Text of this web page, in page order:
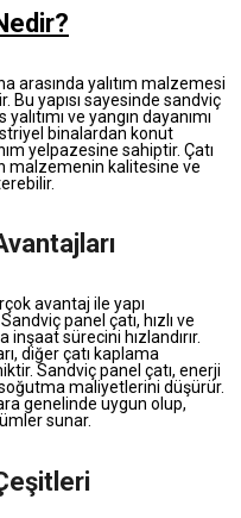
arasında yalıtım malzemesi
Bu yapısı sayesinde sandviç
yalıtımı ve yangın dayanımı
binalardan konut
yelpazesine sahiptir. Çatı
malzemenin kalitesine ve
avantaj ile yapı
panel çatı, hızlı ve
inşaat sürecini hızlandırır.
diğer çatı kaplama
Sandviç panel çatı, enerji
maliyetlerini düşürür.
genelinde uygun olup,
sunar.